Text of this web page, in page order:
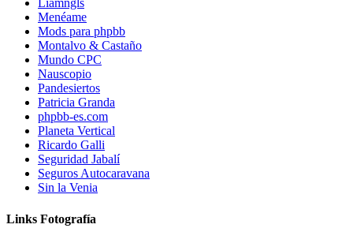
Liamngls
Menéame
Mods para phpbb
Montalvo & Castaño
Mundo CPC
Nauscopio
Pandesiertos
Patricia Granda
phpbb-es.com
Planeta Vertical
Ricardo Galli
Seguridad Jabalí
Seguros Autocaravana
Sin la Venia
Links Fotografía